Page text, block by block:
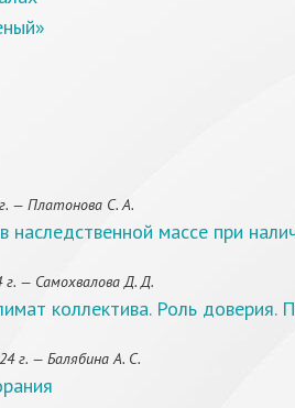
— Платонова С. А.
массе при
— Самохвалова Д. Д.
коллектива. Роль доверия.
г. — Балябина А. С.